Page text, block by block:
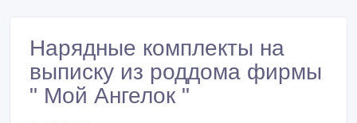
Нарядные комплекты на
выписку из роддома фирмы
" Мой Ангелок "